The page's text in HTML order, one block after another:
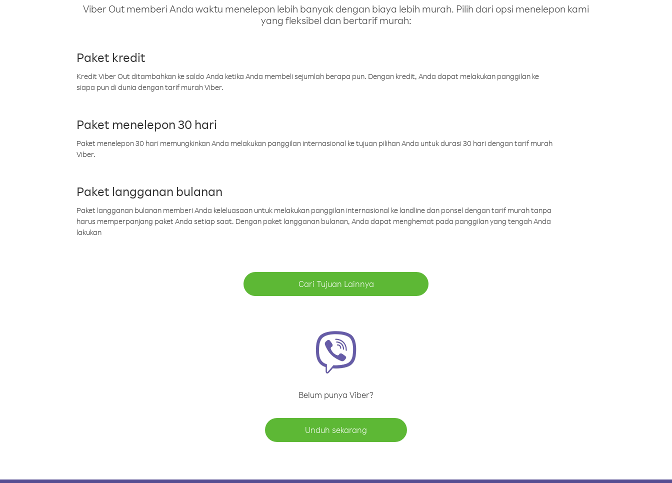
Viber Out memberi Anda waktu menelepon lebih banyak dengan biaya lebih murah. Pilih dari opsi menelepon kami
yang fleksibel dan bertarif murah:
Paket kredit
Kredit Viber Out ditambahkan ke saldo Anda ketika Anda membeli sejumlah berapa pun. Dengan kredit, Anda dapat melakukan panggilan ke
siapa pun di dunia dengan tarif murah Viber.
Paket menelepon 30 hari
Paket menelepon 30 hari memungkinkan Anda melakukan panggilan internasional ke tujuan pilihan Anda untuk durasi 30 hari dengan tarif murah
Viber.
Paket langganan bulanan
Paket langganan bulanan memberi Anda keleluasaan untuk melakukan panggilan internasional ke landline dan ponsel dengan tarif murah tanpa
harus memperpanjang paket Anda setiap saat. Dengan paket langganan bulanan, Anda dapat menghemat pada panggilan yang tengah Anda
lakukan
Cari Tujuan Lainnya
Belum punya Viber?
Unduh sekarang